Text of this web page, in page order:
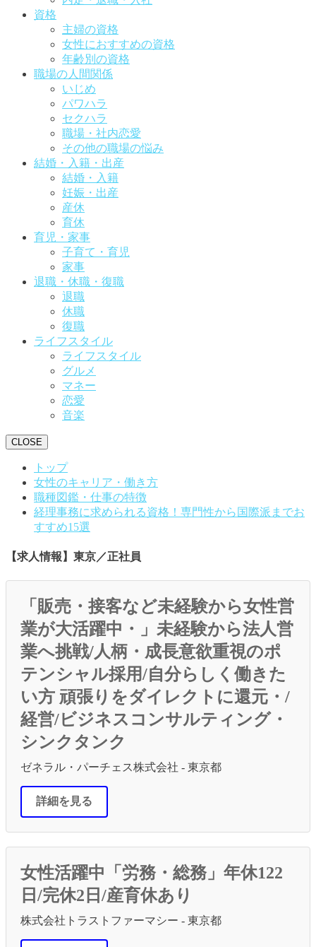
資格
主婦の資格
女性におすすめの資格
年齢別の資格
職場の人間関係
いじめ
パワハラ
セクハラ
職場・社内恋愛
その他の職場の悩み
結婚・入籍・出産
結婚・入籍
妊娠・出産
産休
育休
育児・家事
子育て・育児
家事
退職・休職・復職
退職
休職
復職
ライフスタイル
ライフスタイル
グルメ
マネー
恋愛
音楽
CLOSE
トップ
女性のキャリア・働き方
職種図鑑・仕事の特徴
経理事務に求められる資格！専門性から国際派までお
すすめ15選
【求人情報】東京／正社員
「販売・接客など未経験から女性営
業が大活躍中・」未経験から法人営
業へ挑戦/人柄・成長意欲重視のポ
テンシャル採用/自分らしく働きた
い方 頑張りをダイレクトに還元・/
経営/ビジネスコンサルティング・
シンクタンク
ゼネラル・パーチェス株式会社 - 東京都
詳細を見る
女性活躍中「労務・総務」年休122
日/完休2日/産育休あり
株式会社トラストファーマシー - 東京都